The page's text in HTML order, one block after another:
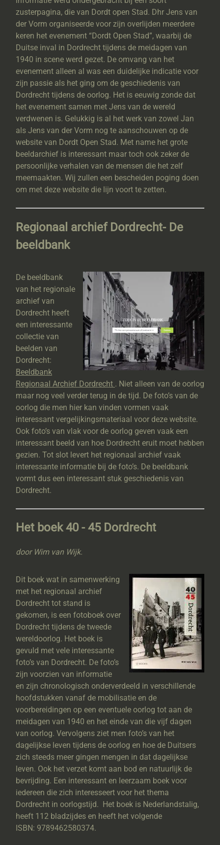
zusterpagina, die van Dordt open Stad. Dhr Jens van
der Vorm organiseerde voor zijn overlijden meerdere
keren het evenement “Dordt Open Stad”, waarbij de
Duitse inval in Dordrecht tijdens de meidagen van
1940 in scene werd gezet. De omvang van het
evenement alleen al was een duidelijke indicatie voor
zijn passie als het ging om de geschiedenis van
Dordrecht tijdens de oorlog. Het is eeuwig zonde dat
het evenement samen met Jens van de wereld
verdwenen is. Gelukkig is al het werk van zowel Jan
als Jens van der Vorm nog te aanschouwen op de
website van Dordt Open Stad. Met name het grote
beeldarchief is interessant maar toch ook zeker de
persoonlijke verhalen van de mensen die het zelf
meemaakten. Wij zullen een bescheiden poging doen
om met deze website die lijn voort te zetten.
Regionaal archief Dordrecht- De
beeldbank
De beeldbank
van het regionale
archief van
Dordrecht heeft
een interessante
collectie van
beelden van
Dordrecht:
Beeldbank
Regionaal Archief Dordrecht . Niet alleen van de oorlog
maar nog veel verder terug in de tijd. De foto’s van de
oorlog die men hier kan vinden vormen vaak
interessant vergelijkingsmateriaal voor deze website.
Ook foto’s van vlak voor de oorlog geven vaak een
interessant beeld van hoe Dordrecht eruit moet hebben
gezien. Tot slot levert het regionaal archief vaak
interessante informatie bij de foto’s. De beeldbank
vormt dus een interessant stuk geschiedenis van
Dordrecht.
Het boek 40 - 45 Dordrecht
door Wim van Wijk.
Dit boek wat in samenwerking
met het regionaal archief
Dordrecht tot stand is
gekomen, is een fotoboek over
Dordrecht tijdens de tweede
wereldoorlog. Het boek is
gevuld met vele interessante
foto’s van Dordrecht. De foto’s
zijn voorzien van informatie
en zijn chronologisch onderverdeeld in verschillende
hoofdstukken vanaf de mobilisatie en de
voorbereidingen op een eventuele oorlog tot aan de
meidagen van 1940 en het einde van die vijf dagen
van oorlog. Vervolgens ziet men foto’s van het
dagelijkse leven tijdens de oorlog en hoe de Duitsers
zich steeds meer gingen mengen in dat dagelijkse
leven. Ook het verzet komt aan bod en natuurlijk de
bevrijding. Een interessant en leerzaam boek voor
iedereen die zich interesseert voor het thema
Dordrecht in oorlogstijd. Het boek is Nederlandstalig,
heeft 112 bladzijdes en heeft het volgende
ISBN: 9789462580374.